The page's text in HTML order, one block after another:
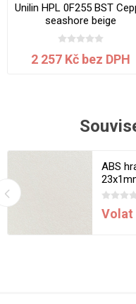
Unilin HPL 0F255 BST
seashore beige
3050x1300x0.7 mm
2 257 Kč bez DPH
ABS
Volat